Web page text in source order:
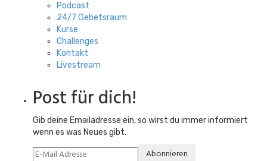
Podcast
24/7 Gebetsraum
Kurse
Challenges
Kontakt
Livestream
Post für dich!
Gib deine Emailadresse ein, so wirst du immer informiert
wenn es was Neues gibt.
Abonnieren